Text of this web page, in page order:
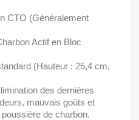
CTO (Généralement
Actif en Bloc
(Hauteur : 25,4 cm,
des dernières
mauvais goûts et
de charbon.